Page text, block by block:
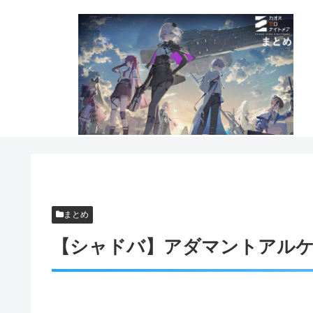
まとめ
【シャドバ】アダマントアル